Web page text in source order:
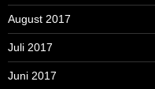
August 2017
Juli 2017
Juni 2017